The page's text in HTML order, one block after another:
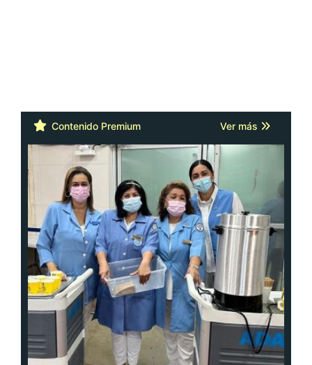
Contenido Premium Ver más